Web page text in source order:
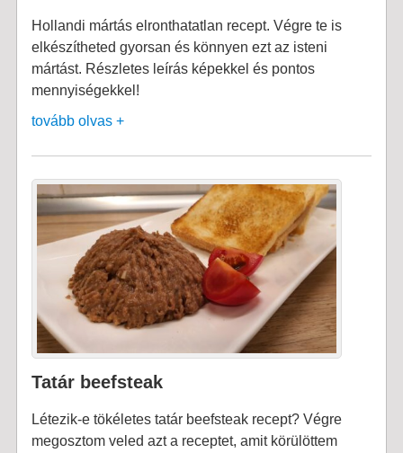
Hollandi mártás elronthatatlan recept. Végre te is
elkészítheted gyorsan és könnyen ezt az isteni
mártást. Részletes leírás képekkel és pontos
mennyiségekkel!
tovább olvas +
Tatár beefsteak
Létezik-e tökéletes tatár beefsteak recept? Végre
megosztom veled azt a receptet, amit körülöttem